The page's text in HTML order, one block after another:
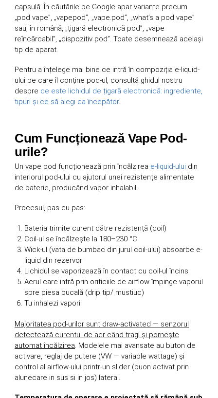
capsulă. În căutările pe Google apar variante precum
„pod vape”, „vapepod”, „vape.pod”, „what’s a pod vape”
sau, în română, „țigară electronică pod”, „vape
reîncărcabil”, „dispozitiv pod”. Toate desemnează același
tip de aparat.
Pentru a înțelege mai bine ce intră în compoziția e-liquid-
ului pe care îl conține pod-ul, consultă ghidul nostru
despre ce este lichidul de țigară electronică: ingrediente,
tipuri și ce să alegi ca începător.
Cum Funcționează Vape Pod-
urile?
Un vape pod funcționează prin încălzirea e-liquid-ului din
interiorul pod-ului cu ajutorul unei rezistențe alimentate
de baterie, producând vapor inhalabil.
Procesul, pas cu pas:
Bateria trimite curent către rezistență (coil)
Coil-ul se încălzește la 180–230 °C
Wick-ul (vata de bumbac din jurul coil-ului) absoarbe e-
liquid din rezervor
Lichidul se vaporizează în contact cu coil-ul încins
Aerul care intră prin orificiile de airflow împinge vaporul
spre piesa bucală (drip tip/ mustiuc)
Tu inhalezi vaporii
Majoritatea pod-urilor sunt draw-activated — senzorul
detectează curentul de aer când tragi și pornește
automat încălzirea. Modelele mai avansate au buton de
activare, reglaj de putere (VW — variable wattage) și
control al airflow-ului printr-un slider (buon activat prin
alunecare in sus si in jos) lateral.